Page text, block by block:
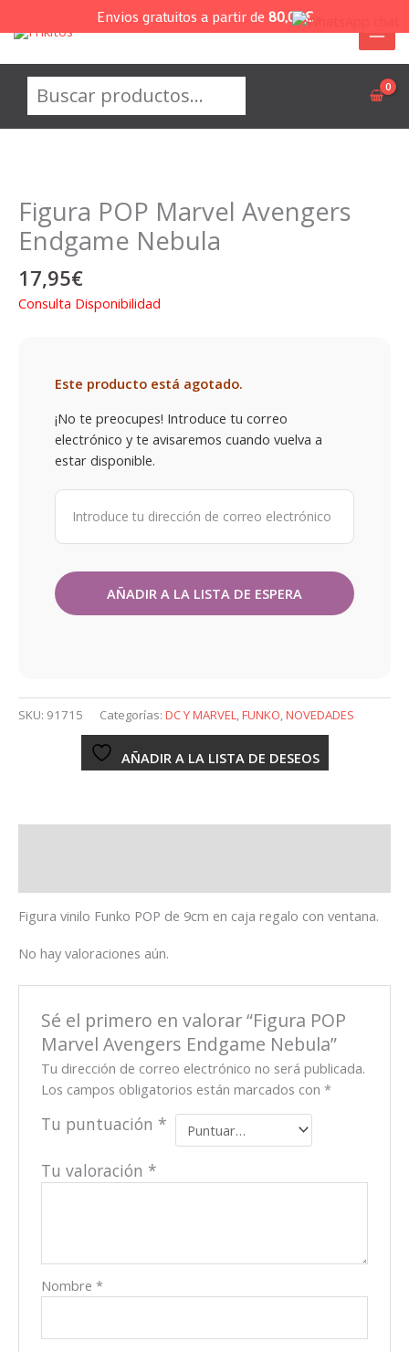
al
Buscar
Figura POP Marvel Avengers
Endgame Nebula
17,95€
Consulta Disponibilidad
Este producto está agotado.
¡No te preocupes! Introduce tu correo
electrónico y te avisaremos cuando vuelva a
estar disponible.
SKU: 91715 Categorías: DC Y MARVEL,FUNKO,NOVEDADES
AÑADIR A LA LISTA DE DESEOS
Figura vinilo Funko POP de 9cm en caja regalo con ventana.
No hay valoraciones aún.
Sé el primero en valorar “Figura POP
Marvel Avengers Endgame Nebula”
Tu dirección de correo electrónico no será publicada.
Los campos obligatorios están marcados con*
Tu puntuación *
Tu valoración *
Nombre*
Envios gratuitos a partir de 80,00€